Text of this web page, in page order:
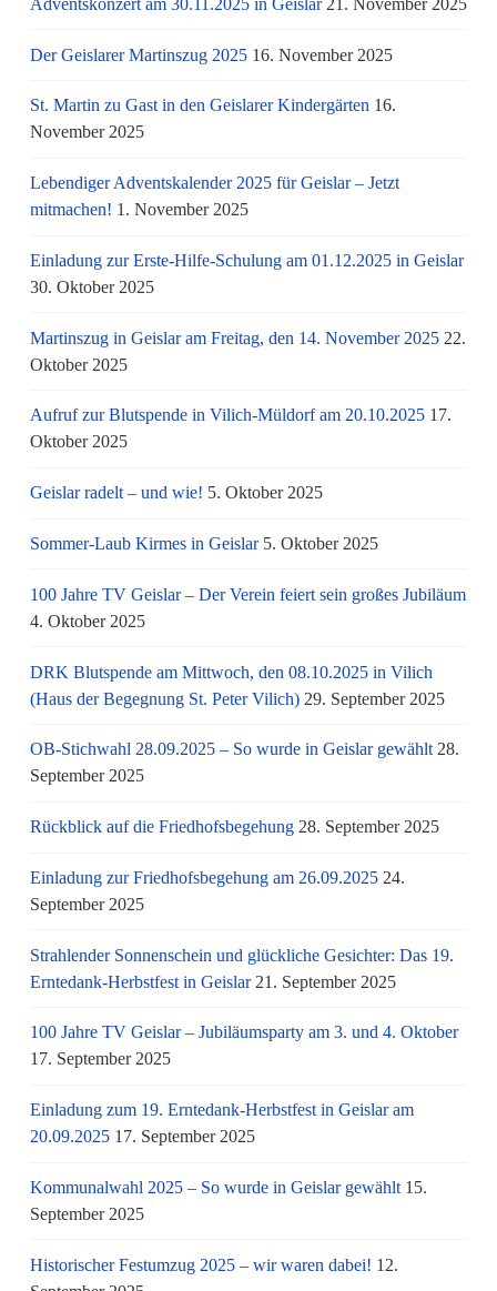
Der Geislarer Martinszug 2025 16. November 2025
St. Martin zu Gast in den Geislarer Kindergärten 16.
November 2025
Lebendiger Adventskalender 2025 für Geislar – Jetzt
mitmachen! 1. November 2025
Einladung zur Erste-Hilfe-Schulung am 01.12.2025 in Geislar
30. Oktober 2025
Martinszug in Geislar am Freitag, den 14. November 2025 22.
Oktober 2025
Aufruf zur Blutspende in Vilich-Müldorf am 20.10.2025 17.
Oktober 2025
Geislar radelt – und wie! 5. Oktober 2025
Sommer-Laub Kirmes in Geislar 5. Oktober 2025
100 Jahre TV Geislar – Der Verein feiert sein großes Jubiläum
4. Oktober 2025
DRK Blutspende am Mittwoch, den 08.10.2025 in Vilich
(Haus der Begegnung St. Peter Vilich) 29. September 2025
OB-Stichwahl 28.09.2025 – So wurde in Geislar gewählt 28.
September 2025
Rückblick auf die Friedhofsbegehung 28. September 2025
Einladung zur Friedhofsbegehung am 26.09.2025 24.
September 2025
Strahlender Sonnenschein und glückliche Gesichter: Das 19.
Erntedank-Herbstfest in Geislar 21. September 2025
100 Jahre TV Geislar – Jubiläumsparty am 3. und 4. Oktober
17. September 2025
Einladung zum 19. Erntedank-Herbstfest in Geislar am
20.09.2025 17. September 2025
Kommunalwahl 2025 – So wurde in Geislar gewählt 15.
September 2025
Historischer Festumzug 2025 – wir waren dabei! 12.